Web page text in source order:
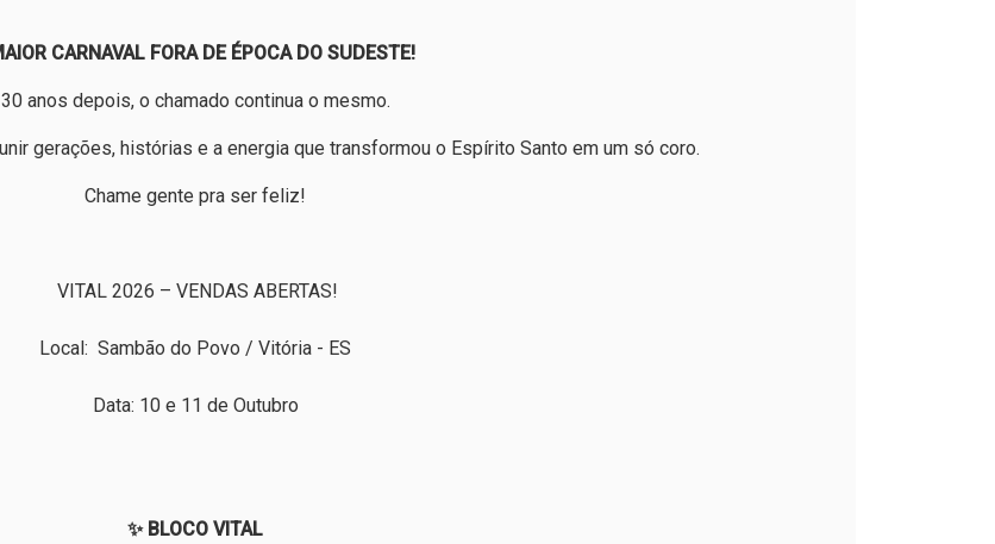
CARNAVAL FORA DE ÉPOCA DO SUDESTE!
30 anos depois, o chamado continua o mesmo.
gerações, histórias e a energia que transformou o Espírito Santo em um só coro.
Chame gente pra ser feliz!
VITAL 2026 – VENDAS ABERTAS!
Local: Sambão do Povo / Vitória - ES
Data: 10 e 11 de Outubro
✨ BLOCO VITAL